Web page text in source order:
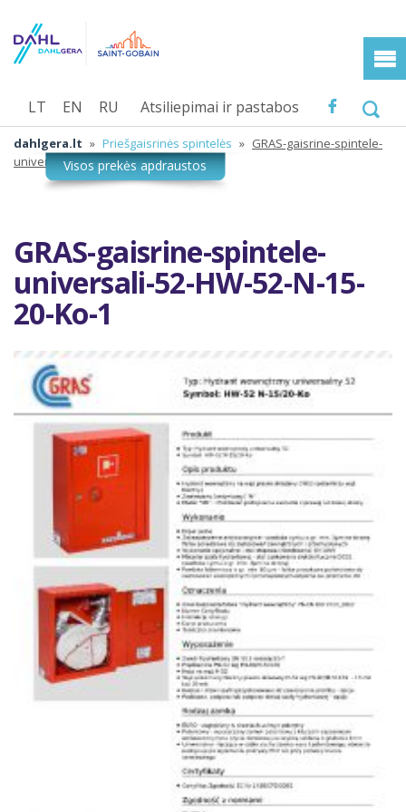
Atsiliepimai ir pastabos
LT EN RU
dahlgera.lt » Priešgaisrinės spintelės » GRAS-gaisrine-spintele-
universali-52-HW-52-N-15-20-Ko-1
GRAS-gaisrine-spintele-
universali-52-HW-52-N-15-
20-Ko-1